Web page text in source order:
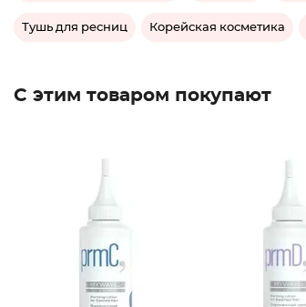
Тушь для ресниц Корейская косметика
С этим товаром покупают